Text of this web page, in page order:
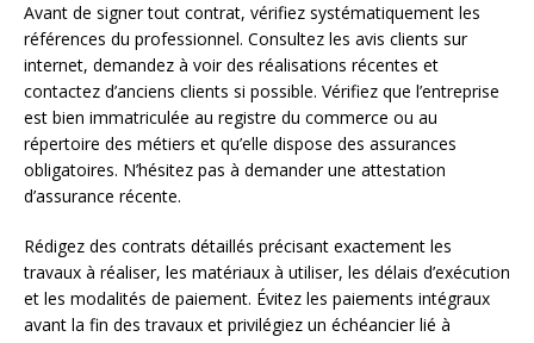
Avant de signer tout contrat, vérifiez systématiquement les
références du professionnel. Consultez les avis clients sur
internet, demandez à voir des réalisations récentes et
contactez d’anciens clients si possible. Vérifiez que l’entreprise
est bien immatriculée au registre du commerce ou au
répertoire des métiers et qu’elle dispose des assurances
obligatoires. N’hésitez pas à demander une attestation
d’assurance récente.
Rédigez des contrats détaillés précisant exactement les
travaux à réaliser, les matériaux à utiliser, les délais d’exécution
et les modalités de paiement. Évitez les paiements intégraux
avant la fin des travaux et privilégiez un échéancier lié à